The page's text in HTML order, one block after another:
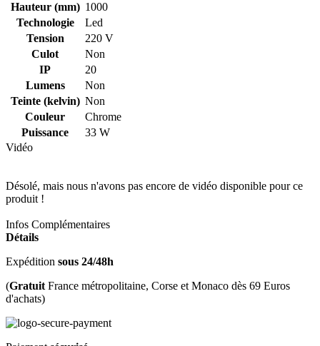
Hauteur (mm) 1000
Technologie
Led
Tension
220 V
Culot
Non
IP
20
Lumens
Non
Teinte (kelvin) Non
Couleur
Chrome
Puissance
33 W
Vidéo
Désolé, mais nous n'avons pas encore de vidéo disponible pour ce
produit !
Infos Complémentaires
Détails
Expédition sous 24/48h
(Gratuit France métropolitaine, Corse et Monaco dès 69 Euros
d'achats)